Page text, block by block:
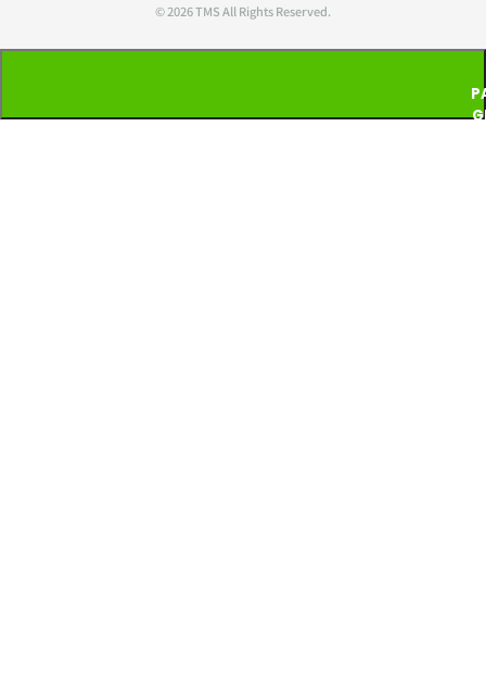
© 2026 TMS All Rights Reserved.